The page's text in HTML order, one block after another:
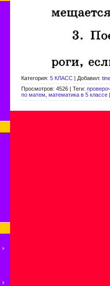
Категория: 5 КЛАСС | Добавил:
Просмотров: 4526 | Теги:
по матем математика в 5 классе